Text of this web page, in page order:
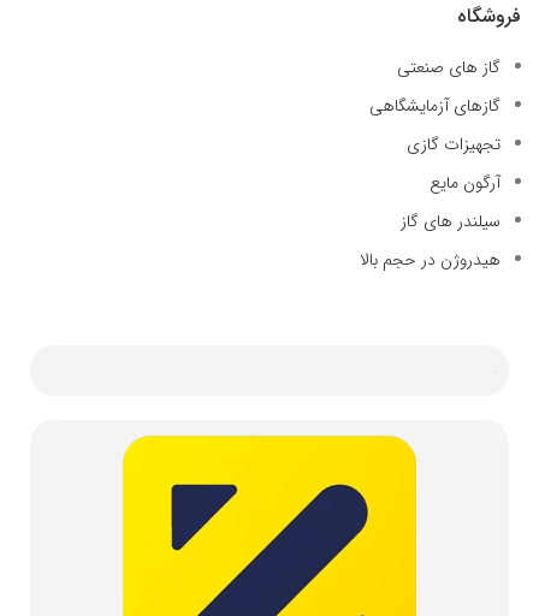
فروشگاه
گاز های صنعتی
گازهای آزمایشگاهی
تجهیزات گازی
آرگون مایع
سیلندر های گاز
هیدروژن در حجم بالا